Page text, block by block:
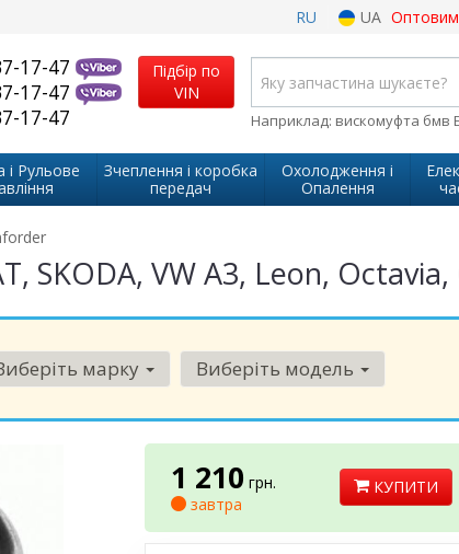
RU UA
17-47
17-47
17-47
Підбір по
VIN
Наприклад: вискомуфта бмв
і Рульове
Зчеплення і коробка
передач
Охолодження і
Опалення
SKODA, VW A3, Leon,
марку Виберіть модель
1 210 грн.
завтра
КУПИТИ